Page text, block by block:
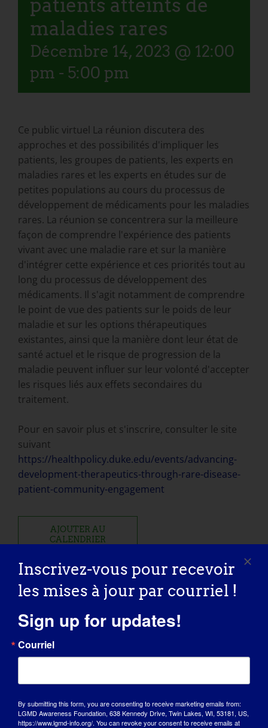
patients atteints de
maladies rares
Décembre 14, 2023 @ 12:00
pm - 5:00 pm
Ce public virtuel La réunion discutera des
approches et des possibilités d'impliquer les
patients, les groupes de patients, les experts en
maladies rares et les experts en études sur de
petites populations au cours du processus de
développement de médicaments pour les maladies
rares. La réunion se concentrera sur la meilleure
façon de comprendre l'expérience des patients
vivant avec une maladie rare et sur la manière
d'intégrer cette expérience et ces priorités tout au
long du processus de développement des
médicaments. Il s'agit notamment de comprendre
le point de vue des patients sur le poids de leur
maladie et sur les options thérapeutiques
existantes, ainsi que la manière dont leur état de
santé actuel et le risque de progression de la
maladie peuvent influer sur leur volonté d'accepter
les risques liés aux effets secondaires du
traitement.
Pour en savoir plus et s'inscrire, consulter le site
suivant
https://healthpolicy.duke.edu/events/advancing-
development-therapeutics-through-rare-disease-
patient-community-engagement
AJOUTER AU
CALENDRIER
Partagez cette histoire,
choisissez votre plateforme !
Inscrivez-vous pour recevoir
les mises à jour par courriel !
Sign up for updates!
Courriel
By submitting this form, you are consenting to receive marketing emails from:
LGMD Awareness Foundation, 638 Kennedy Drive, Twin Lakes, WI, 53181, US,
https://www.lgmd-info.org/. You can revoke your consent to receive emails at